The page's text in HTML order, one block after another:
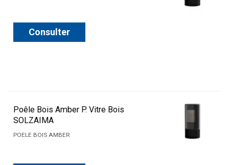
Consulter
Poêle Bois Amber P. Vitre Bois
SOLZAIMA
POELE BOIS AMBER